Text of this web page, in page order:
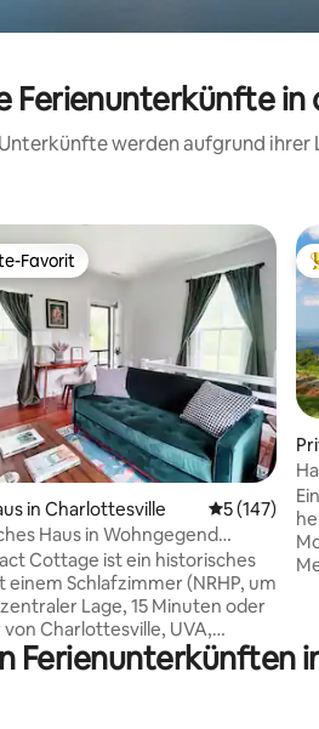
Ferienunterkünfte in
werden aufgrund
4,96 von 5, 271 Bewertungen
Gäste-Favorit.
Favorit
in Charlottesville
5 (147)
Haus in Wohngegend
UVA/Charlottesville/Ivy
Cottage ist ein historisches
einem Schlafzimmer (NRHP, um
Lage, 15 Minuten oder
Charlottesville, UVA,
Weingütern und
Das Ferienhaus
Ferienunterkünften